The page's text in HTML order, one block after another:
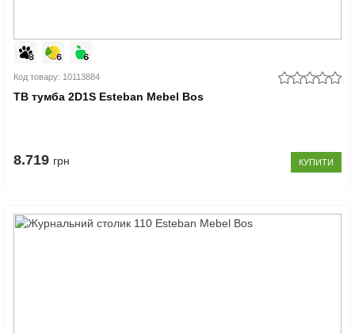
Код товару: 10113884
ТВ тумба 2D1S Esteban Mebel Bos
8.719 грн КУПИТИ